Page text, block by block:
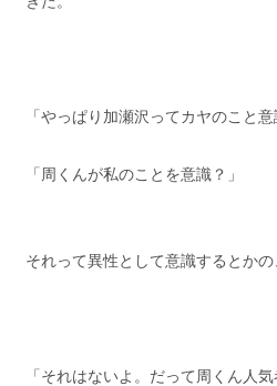
「やっぱり加瀬沢ってカヤのこと意
「周くんが私のことを意識？」
それって異性として意識するとかの
「それはないよ。だって周くん人気